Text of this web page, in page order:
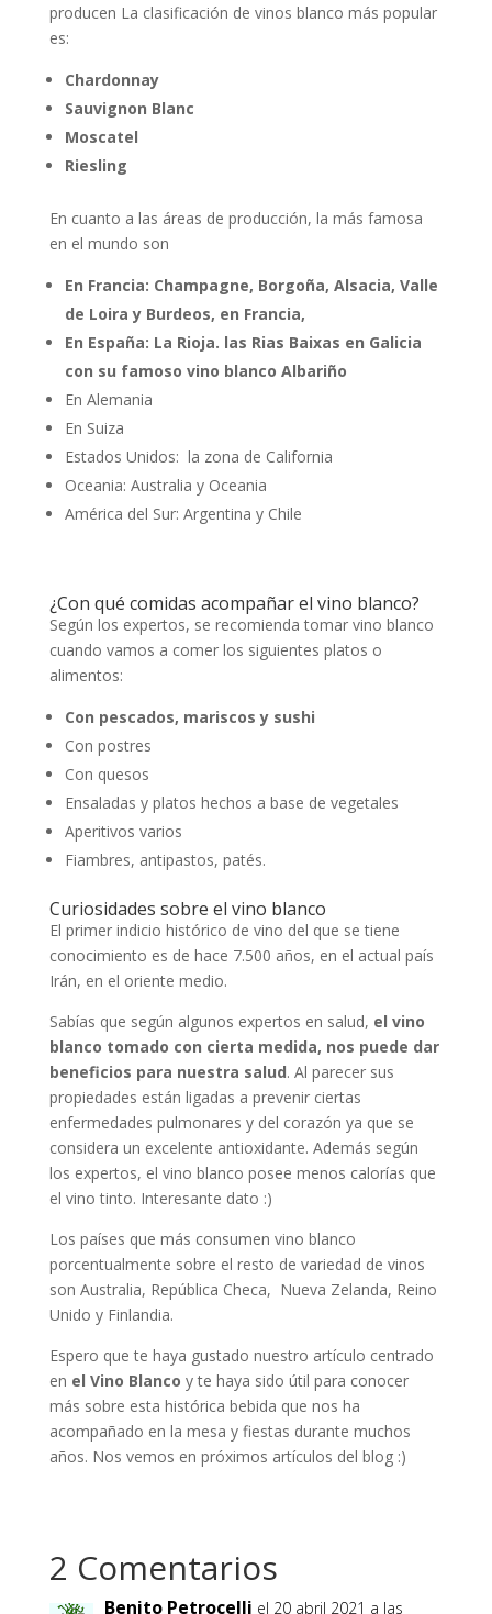
producen La clasificación de vinos blanco más popular
es:
Chardonnay
Sauvignon Blanc
Moscatel
Riesling
En cuanto a las áreas de producción, la más famosa
en el mundo son
En Francia: Champagne, Borgoña, Alsacia, Valle
de Loira y Burdeos, en Francia,
En España: La Rioja. las Rias Baixas en Galicia
con su famoso vino blanco Albariño
En Alemania
En Suiza
Estados Unidos: la zona de California
Oceania: Australia y Oceania
América del Sur: Argentina y Chile
¿Con qué comidas acompañar el vino blanco?
Según los expertos, se recomienda tomar vino blanco
cuando vamos a comer los siguientes platos o
alimentos:
Con pescados, mariscos y sushi
Con postres
Con quesos
Ensaladas y platos hechos a base de vegetales
Aperitivos varios
Fiambres, antipastos, patés.
Curiosidades sobre el vino blanco
El primer indicio histórico de vino del que se tiene
conocimiento es de hace 7.500 años, en el actual país
Irán, en el oriente medio.
Sabías que según algunos expertos en salud, el vino
blanco tomado con cierta medida, nos puede dar
beneficios para nuestra salud. Al parecer sus
propiedades están ligadas a prevenir ciertas
enfermedades pulmonares y del corazón ya que se
considera un excelente antioxidante. Además según
los expertos, el vino blanco posee menos calorías que
el vino tinto. Interesante dato :)
Los países que más consumen vino blanco
porcentualmente sobre el resto de variedad de vinos
son Australia, República Checa, Nueva Zelanda, Reino
Unido y Finlandia.
Espero que te haya gustado nuestro artículo centrado
en el Vino Blanco y te haya sido útil para conocer
más sobre esta histórica bebida que nos ha
acompañado en la mesa y fiestas durante muchos
años. Nos vemos en próximos artículos del blog :)
2 Comentarios
Benito Petrocelli el 20 abril 2021 a las